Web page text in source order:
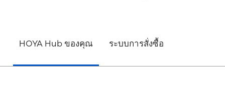
HOYA Hub ของคุณ ระบบการสั่งซื้อ